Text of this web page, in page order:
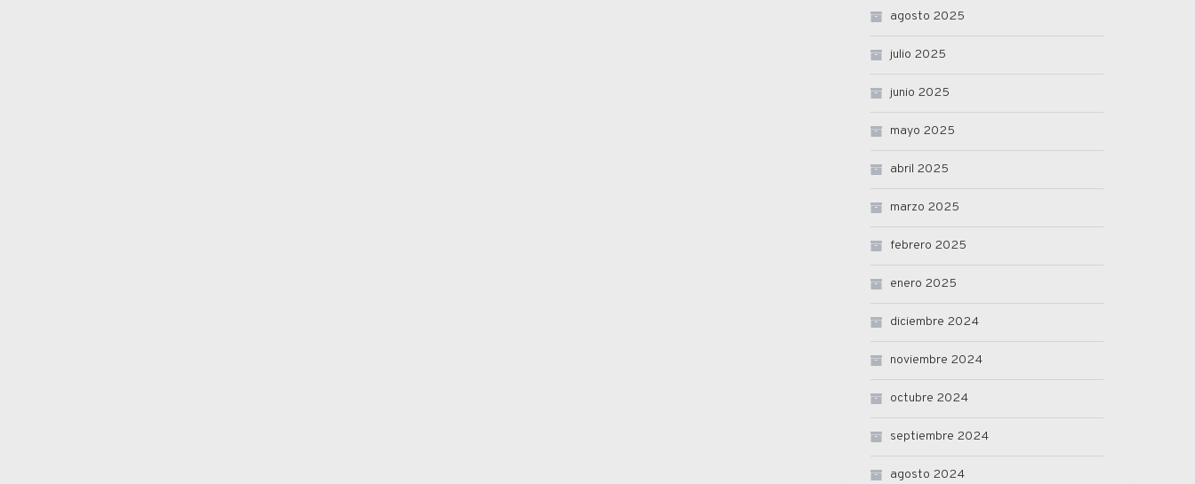
agosto 2025
julio 2025
junio 2025
mayo 2025
abril 2025
marzo 2025
febrero 2025
enero 2025
diciembre 2024
noviembre 2024
octubre 2024
septiembre 2024
agosto 2024